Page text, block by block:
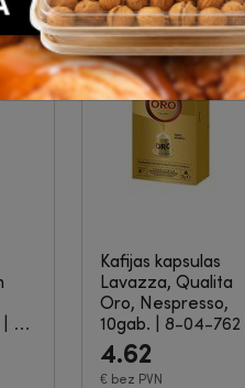
8-
Kafijas kapsulas
Lavazza, Qualita
Oro, Nespresso,
10gab.
8-04-762
4.62
€ bez PVN